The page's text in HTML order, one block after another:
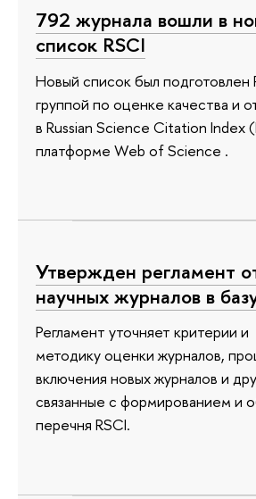
792 журнала вошли в
список RSCI
Новый список был подготовлен
группой по оценке качества и
в Russian Science Citation Index
платформе Web of Science .
Утвержден регламент
научных журналов в
Регламент уточняет критерии и
методику оценки журналов,
включения новых журналов и
связанные с формированием и
перечня RSCI.